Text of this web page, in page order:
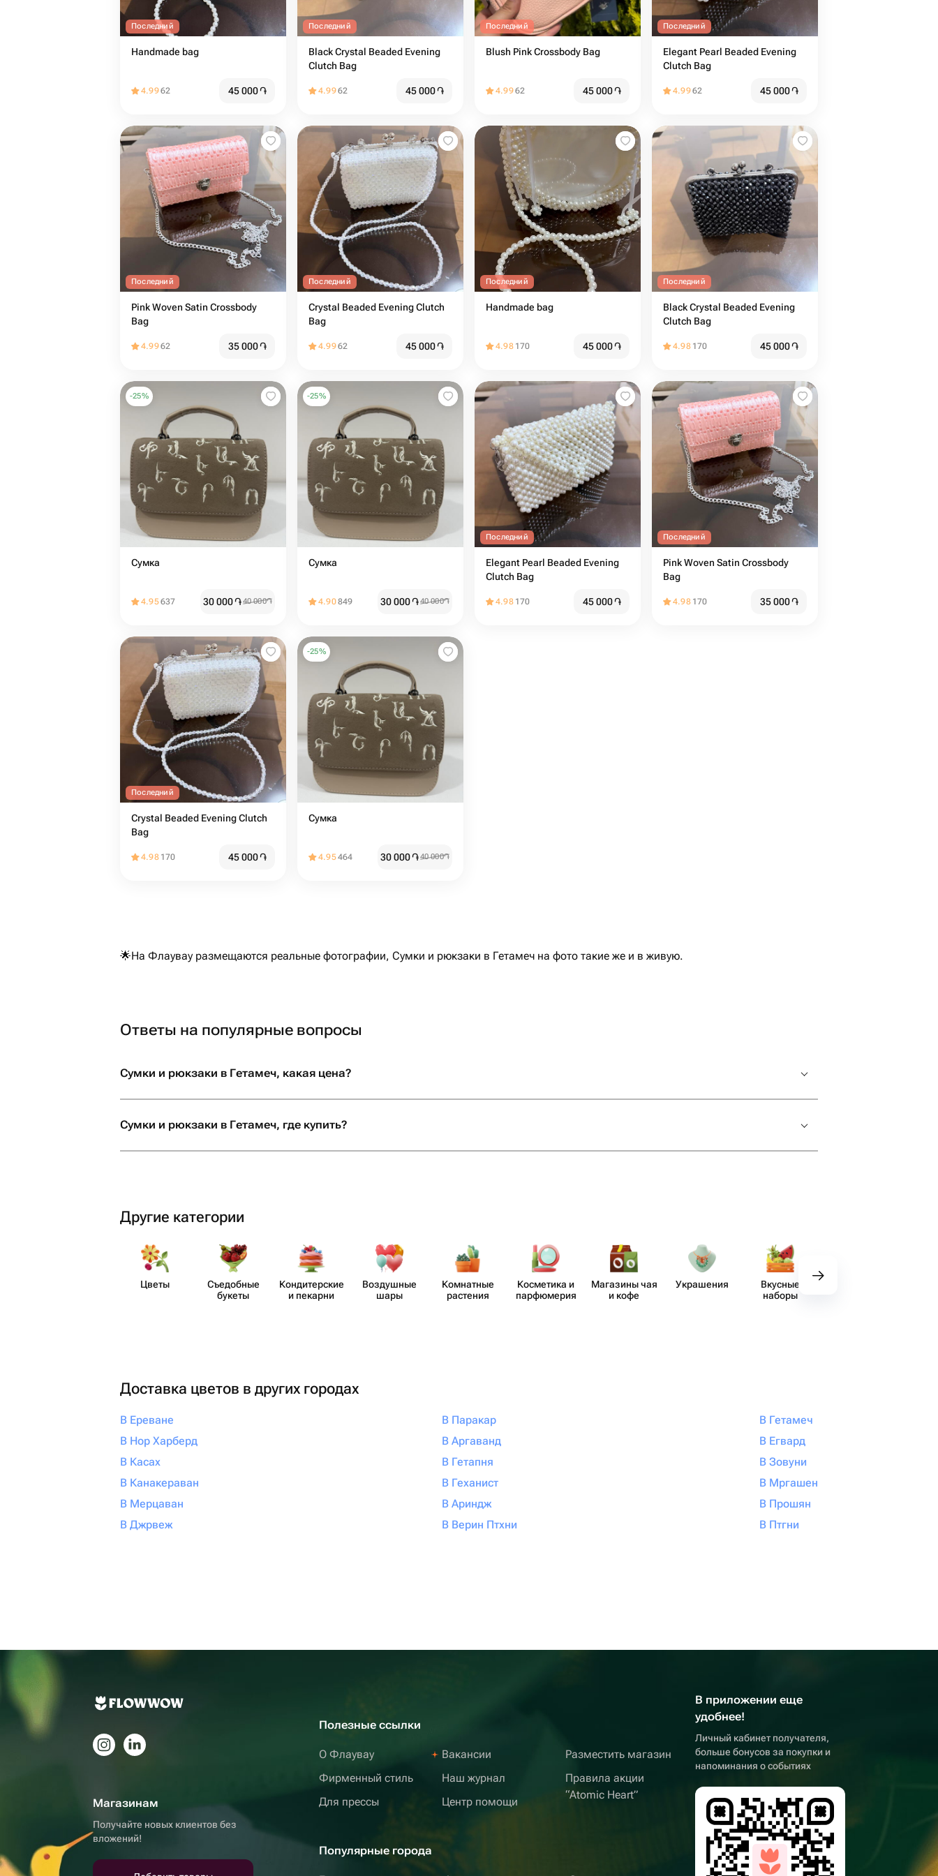
Последний
Handmade bag
4.9962 45 000֏
Последний
Black Crystal Beaded Evening
Clutch Bag
4.9962 45 000֏
Последний
Blush Pink Crossbody Bag
4.9962 45 000֏
Последний
Elegant Pearl Beaded Evening
Clutch Bag
4.9962 45 000֏
Последний
Pink Woven Satin Crossbody
Bag
4.9962 35 000֏
Последний
Crystal Beaded Evening Clutch
Bag
4.9962 45 000֏
Последний
Handmade bag
4.98 170 45 000֏
Последний
Black Crystal Beaded Evening
Clutch Bag
4.98 170 45 000֏
-25%
Сумка
4.95637 30 000֏40 000֏
-25%
Сумка
4.90849 30 000֏40 000֏
Последний
Elegant Pearl Beaded Evening
Clutch Bag
4.98 170 45 000֏
Последний
Pink Woven Satin Crossbody
Bag
4.98 170 35 000֏
Последний
Crystal Beaded Evening Clutch
Bag
4.98 170 45 000֏
-25%
Сумка
4.95464 30 000֏40 000֏
🌟На Флаувау размещаются реальные фотографии, Сумки и рюкзаки в Гетамеч на фото такие же и в живую.
Ответы на популярные вопросы
Сумки и рюкзаки в Гетамеч, какая цена?
Сумки и рюкзаки в Гетамеч, где купить?
Другие категории
Цветы
Съедобные
букеты
Кондит​ерские
и пекарни
Воздушные
шары
Комнатные
растения
Косметика и
парф​юмерия
Магазины чая
и кофе
Украшения
Вкусные
наборы
Доставка цветов в других городах
В Ереване
В Нор Харберд
В Касах
В Канакераван
В Мерцаван
В Джрвеж
В Паракар
В Аргаванд
В Гетапня
В Геханист
В Ариндж
В Верин Птхни
В Гетамеч
В Егвард
В Зовуни
В Мргашен
В Прошян
В Птгни
Магазинам
Получайте новых клиентов без
вложений!
Полезные ссылки
О Флаувау
Фирменный стиль
Для прессы
Вакансии
Наш журнал
Центр помощи
Разместить магазин
Правила акции
“Atomic Heart”
Популярные города
В приложении еще
удобнее!
Личный кабинет получателя,
больше бонусов за покупки и
напоминания о событиях